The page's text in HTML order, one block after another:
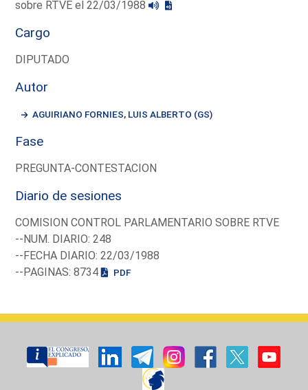
sobre RTVE el 22/03/1988
Cargo
DIPUTADO
Autor
AGUIRIANO FORNIES, LUIS ALBERTO (GS)
Fase
PREGUNTA-CONTESTACION
Diario de sesiones
COMISION CONTROL PARLAMENTARIO SOBRE RTVE
--NUM. DIARIO: 248
--FECHA DIARIO: 22/03/1988
--PAGINAS: 8734
PDF